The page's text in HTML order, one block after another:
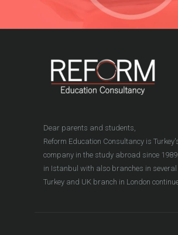
seçilebilir
Dear parents and students,
Reform Education Consultancy is
company in the study abroad since
in Istanbul with also branches in several
Turkey and UK branch in London